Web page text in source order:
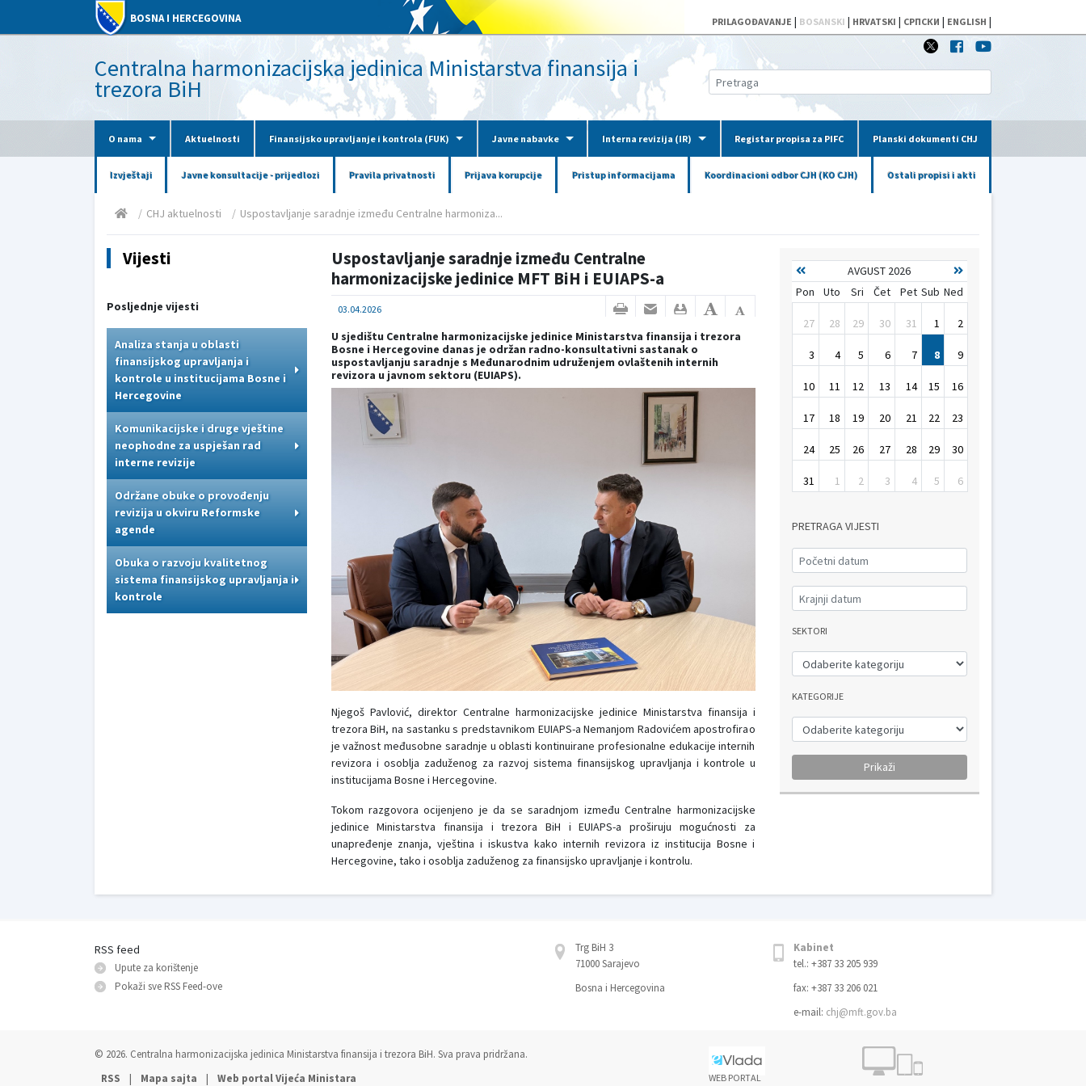
BOSNA I HERCEGOVINA PRILAGOĐAVANJE | BOSANSKI | HRVATSKI | СРПСКИ | ENGLISH |
Centralna harmonizacijska jedinica Ministarstva finansija i
trezora BiH
O nama Aktuelnosti Finansijsko upravljanje i kontrola (FUK) Javne nabavke Interna revizija (IR) Registar propisa za PIFC Planski dokumenti CHJ
Izvještaji Javne konsultacije - prijedlozi Pravila privatnosti Prijava korupcije Pristup informacijama Koordinacioni odbor CJH (KO CJH) Ostali propisi i akti
CHJ aktuelnosti Uspostavljanje saradnje između Centralne harmoniza...
Vijesti
Posljednje vijesti
Analiza stanja u oblasti
finansijskog upravljanja i
kontrole u institucijama Bosne i
Hercegovine
Komunikacijske i druge vještine
neophodne za uspješan rad
interne revizije
Održane obuke o provođenju
revizija u okviru Reformske
agende
Obuka o razvoju kvalitetnog
sistema finansijskog upravljanja i
kontrole
Uspostavljanje saradnje između Centralne
harmonizacijske jedinice MFT BiH i EUIAPS-a
03.04.2026
U sjedištu Centralne harmonizacijske jedinice Ministarstva finansija i trezora
Bosne i Hercegovine danas je održan radno-konsultativni sastanak o
uspostavljanju saradnje s Međunarodnim udruženjem ovlaštenih internih
revizora u javnom sektoru (EUIAPS).
Njegoš Pavlović, direktor Centralne harmonizacijske jedinice Ministarstva finansija i
trezora BiH, na sastanku s predstavnikom EUIAPS-a Nemanjom Radovićem apostrofirao
je važnost međusobne saradnje u oblasti kontinuirane profesionalne edukacije internih
revizora i osoblja zaduženog za razvoj sistema finansijskog upravljanja i kontrole u
institucijama Bosne i Hercegovine.
Tokom razgovora ocijenjeno je da se saradnjom između Centralne harmonizacijske
jedinice Ministarstva finansija i trezora BiH i EUIAPS-a proširuju mogućnosti za
unapređenje znanja, vještina i iskustva kako internih revizora iz institucija Bosne i
Hercegovine, tako i osoblja zaduženog za finansijsko upravljanje i kontrolu.
AVGUST 2026
Pon
Uto Sri Čet Pet Sub Ned
27 28 29 30 31 1 2
3 4 5 6 7 8 9
10 11 12 13 14 15 16
17 18 19 20 21 22 23
24 25 26 27 28 29 30
31 1 2 3 4 5 6
PRETRAGA VIJESTI
SEKTORI
KATEGORIJE
RSS feed
Upute za korištenje
Pokaži sve RSS Feed-оve
Trg BiH 3
71000 Sarajevo
Bosna i Hercegovina
Kabinet
tel.: +387 33 205 939
fax: +387 33 206 021
e-mail: chj@mft.gov.ba
© 2026. Centralna harmonizacijska jedinica Ministarstva finansija i trezora BiH. Sva prava pridržana.
RSS
| Mapa sajta | Web portal Vijeća Ministara WEB PORTAL